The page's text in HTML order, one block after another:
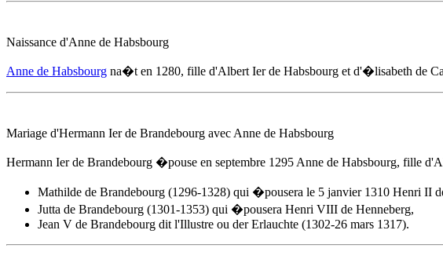
Naissance d'Anne de Habsbourg
Anne de Habsbourg na�t en 1280, fille d'Albert Ier de Habsbourg et d'�lisabeth de
Mariage d'Hermann Ier de Brandebourg avec Anne de Habsbourg
Hermann Ier de Brandebourg �pouse en septembre 1295 Anne de Habsbourg, fille
Mathilde de Brandebourg (1296-1328) qui �pousera le 5 janvier 1310 Henri II
Jutta de Brandebourg (1301-1353) qui �pousera Henri VIII de Henneberg,
Jean V de Brandebourg dit l'Illustre ou der Erlauchte (1302-26 mars 1317).